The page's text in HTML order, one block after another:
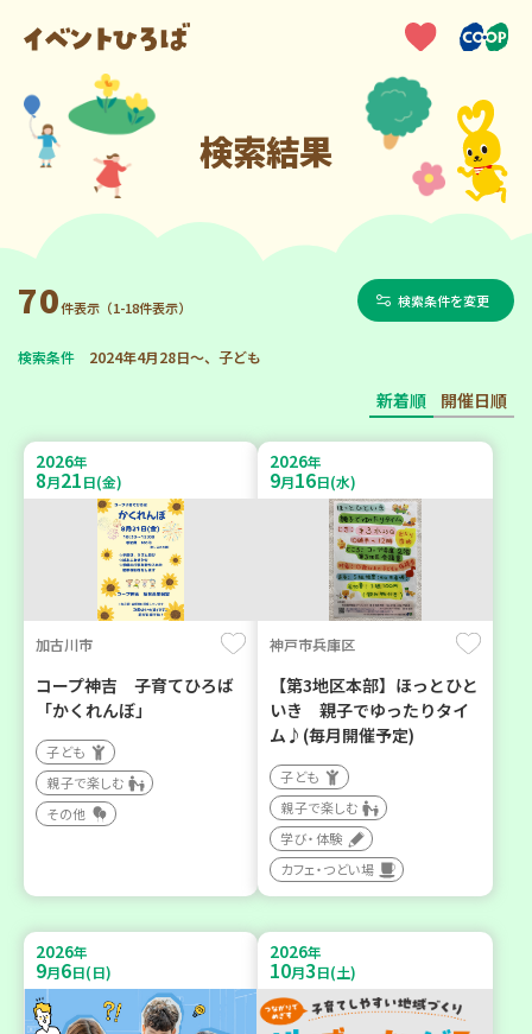
検索結果
70件表示（1-18件表示） 検索条件を変更
検索条件 2024年4月28日～、子ども
新着順 開催日順
2026年
8月21日(金)
加古川市
コープ神吉 子育てひろば
「かくれんぼ」
子ども
親子で楽しむ
その他
2026年
9月16日(水)
神戸市兵庫区
【第3地区本部】ほっとひと
いき 親子でゆったりタイ
ム♪(毎月開催予定)
子ども
親子で楽しむ
学び・体験
カフェ・つどい場
2026年
9月6日(日)
2026年
10月3日(土)